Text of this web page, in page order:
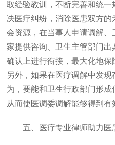
取经验教训，不断完善和统
决医疗纠纷，消除医患双方
会资源，在当事人申请调解
家提供咨询、卫生主管部门
确认上进行衔接，最大化地保
另外，如果在医疗调解中发
为，要能和卫生行政部门形成
从而使医调委调解能够得到有
五、医疗专业律师助力